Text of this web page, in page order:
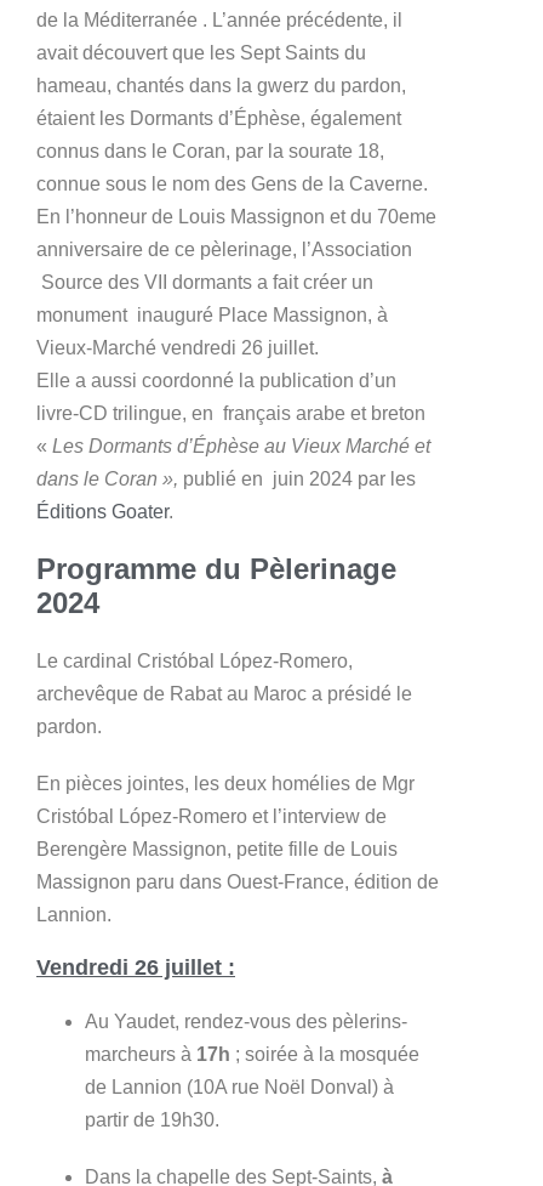
de la Méditerranée . L’année précédente, il
avait découvert que les Sept Saints du
hameau, chantés dans la gwerz du pardon,
étaient les Dormants d’Éphèse, également
connus dans le Coran, par la sourate 18,
connue sous le nom des Gens de la Caverne.
En l’honneur de Louis Massignon et du 70eme
anniversaire de ce pèlerinage, l’Association
Source des VII dormants a fait créer un
monument inauguré Place Massignon, à
Vieux-Marché vendredi 26 juillet.
Elle a aussi coordonné la publication d’un
livre-CD trilingue, en français arabe et breton
« Les Dormants d’Éphèse au Vieux Marché et
dans le Coran », publié en juin 2024 par les
Éditions Goater.
Programme du Pèlerinage
2024
Le cardinal Cristóbal López-Romero,
archevêque de Rabat au Maroc a présidé le
pardon.
En pièces jointes, les deux homélies de Mgr
Cristóbal López-Romero et l’interview de
Berengère Massignon, petite fille de Louis
Massignon paru dans Ouest-France, édition de
Lannion.
Vendredi 26 juillet :
Au Yaudet, rendez-vous des pèlerins-
marcheurs à 17h ; soirée à la mosquée
de Lannion (10A rue Noël Donval) à
partir de 19h30.
Dans la chapelle des Sept-Saints, à